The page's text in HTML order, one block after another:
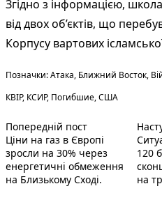
Згідно з інформацією,
від двох об’єктів, що
Корпусу вартових
Теги:
Позначки:Атака, Ближний Восток,
КВІР, КСИР, Погибшие,США
Навігація
записів
Попередній постПопередній
Ціни на газ в Європі
зросли на 30% через
енергетичні обмеження
на Близькому Сході.
120
на